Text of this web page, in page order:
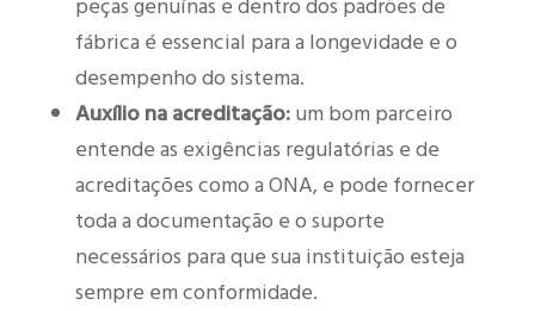
fábrica é essencial para a longevidade e o
desempenho do sistema.
Auxílio na acreditação:um bom parceiro
entende as exigências regulatórias e de
acreditações como a ONA, e pode fornecer
toda a documentação e o suporte
necessários para que sua instituição esteja
sempre em conformidade.